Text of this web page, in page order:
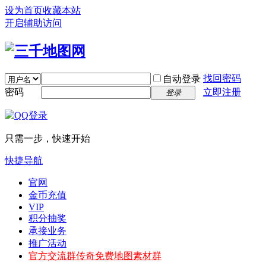
设为首页收藏本站
开启辅助访问
自动登录 找回密码
密码
登录 立即注册
只需一步，快速开始
快捷导航
官网
金币充值
VIP
积分抽奖
承接业务
推广活动
官方交流群传奇免费地图素材群